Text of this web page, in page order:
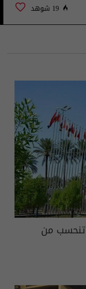
19 شوهد
تنحسب من